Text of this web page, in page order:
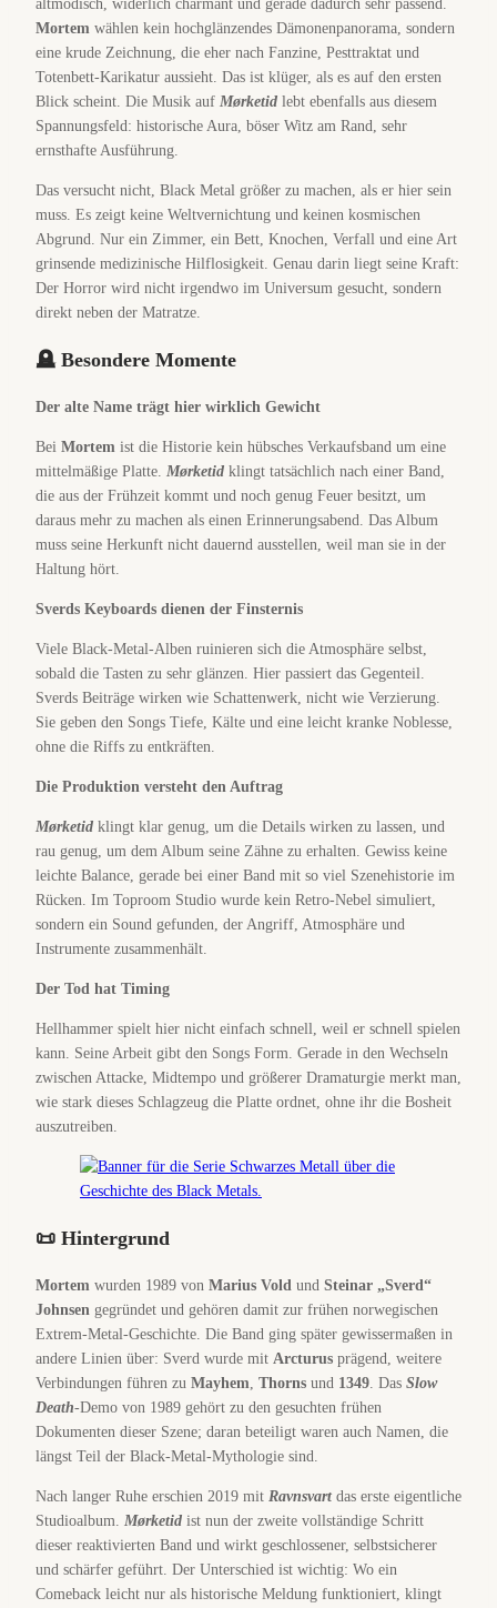
altmodisch, widerlich charmant und gerade dadurch sehr passend.
Mortem wählen kein hochglänzendes Dämonenpanorama, sondern
eine krude Zeichnung, die eher nach Fanzine, Pesttraktat und
Totenbett-Karikatur aussieht. Das ist klüger, als es auf den ersten
Blick scheint. Die Musik auf Mørketid lebt ebenfalls aus diesem
Spannungsfeld: historische Aura, böser Witz am Rand, sehr
ernsthafte Ausführung.
Das versucht nicht, Black Metal größer zu machen, als er hier sein
muss. Es zeigt keine Weltvernichtung und keinen kosmischen
Abgrund. Nur ein Zimmer, ein Bett, Knochen, Verfall und eine Art
grinsende medizinische Hilflosigkeit. Genau darin liegt seine Kraft:
Der Horror wird nicht irgendwo im Universum gesucht, sondern
direkt neben der Matratze.
🪦 Besondere Momente
Der alte Name trägt hier wirklich Gewicht
Bei Mortem ist die Historie kein hübsches Verkaufsband um eine
mittelmäßige Platte. Mørketid klingt tatsächlich nach einer Band,
die aus der Frühzeit kommt und noch genug Feuer besitzt, um
daraus mehr zu machen als einen Erinnerungsabend. Das Album
muss seine Herkunft nicht dauernd ausstellen, weil man sie in der
Haltung hört.
Sverds Keyboards dienen der Finsternis
Viele Black-Metal-Alben ruinieren sich die Atmosphäre selbst,
sobald die Tasten zu sehr glänzen. Hier passiert das Gegenteil.
Sverds Beiträge wirken wie Schattenwerk, nicht wie Verzierung.
Sie geben den Songs Tiefe, Kälte und eine leicht kranke Noblesse,
ohne die Riffs zu entkräften.
Die Produktion versteht den Auftrag
Mørketid klingt klar genug, um die Details wirken zu lassen, und
rau genug, um dem Album seine Zähne zu erhalten. Gewiss keine
leichte Balance, gerade bei einer Band mit so viel Szenehistorie im
Rücken. Im Toproom Studio wurde kein Retro-Nebel simuliert,
sondern ein Sound gefunden, der Angriff, Atmosphäre und
Instrumente zusammenhält.
Der Tod hat Timing
Hellhammer spielt hier nicht einfach schnell, weil er schnell spielen
kann. Seine Arbeit gibt den Songs Form. Gerade in den Wechseln
zwischen Attacke, Midtempo und größerer Dramaturgie merkt man,
wie stark dieses Schlagzeug die Platte ordnet, ohne ihr die Bosheit
auszutreiben.
📜 Hintergrund
Mortem wurden 1989 von Marius Vold und Steinar „Sverd“
Johnsen gegründet und gehören damit zur frühen norwegischen
Extrem-Metal-Geschichte. Die Band ging später gewissermaßen in
andere Linien über: Sverd wurde mit Arcturus prägend, weitere
Verbindungen führen zu Mayhem, Thorns und 1349. Das Slow
Death-Demo von 1989 gehört zu den gesuchten frühen
Dokumenten dieser Szene; daran beteiligt waren auch Namen, die
längst Teil der Black-Metal-Mythologie sind.
Nach langer Ruhe erschien 2019 mit Ravnsvart das erste eigentliche
Studioalbum. Mørketid ist nun der zweite vollständige Schritt
dieser reaktivierten Band und wirkt geschlossener, selbstsicherer
und schärfer geführt. Der Unterschied ist wichtig: Wo ein
Comeback leicht nur als historische Meldung funktioniert, klingt